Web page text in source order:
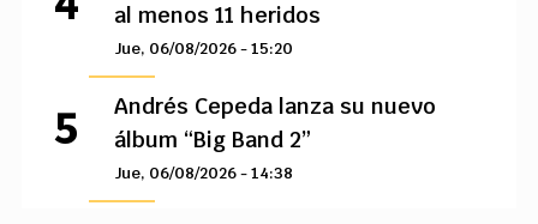
al menos 11 heridos
Jue, 06/08/2026 - 15:20
Andrés Cepeda lanza su nuevo
álbum “Big Band 2”
Jue, 06/08/2026 - 14:38